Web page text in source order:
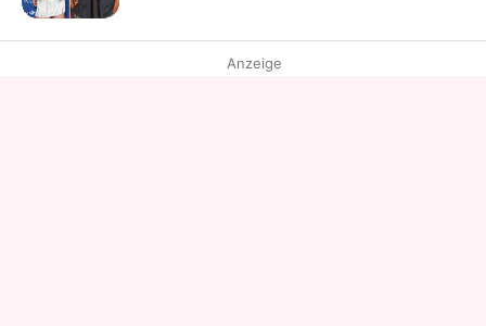
Anzeige